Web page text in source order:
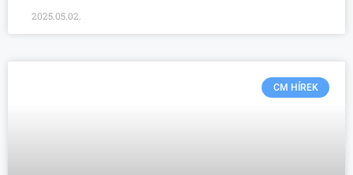
2025.05.02.
CM HÍREK